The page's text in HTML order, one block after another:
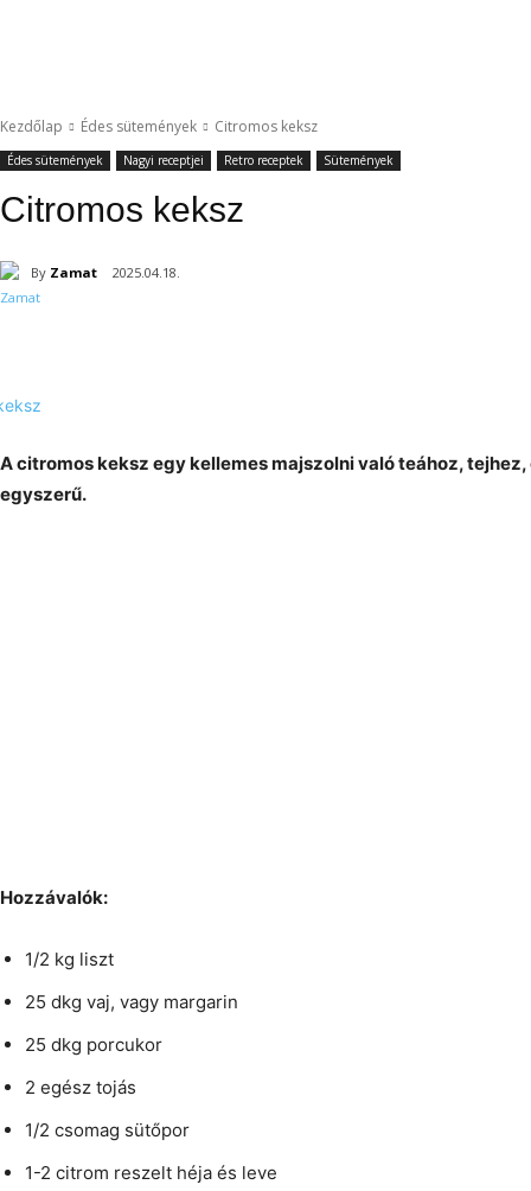
Kezdőlap Édes sütemények Citromos keksz
Édes sütemények Nagyi receptjei Retro receptek Sütemények
Citromos keksz
By Zamat 2025.04.18.
A citromos keksz egy kellemes majszolni való teához,
egyszerű.
Hozzávalók:
1/2 kg liszt
25 dkg vaj, vagy margarin
25 dkg porcukor
2 egész tojás
1/2 csomag sütőpor
1-2 citrom reszelt héja és leve